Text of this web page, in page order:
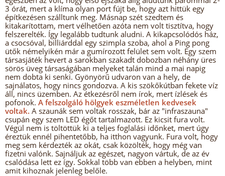
3 órát, mert a klíma olyan port fújt be, hogy azt hittük egy
építkezésen szálltunk meg. Másnap szét szedtem és
kitakarítottam, mert vélhetően azóta nem volt tisztítva, hogy
felszerelték. Így legalább tudtunk aludni. A kikapcsolódós ház,
a csocsóval, billiárddal egy szimpla szoba, ahol a Ping pong
ütők némelyikén már a gumírozott felület sem volt. Egy szem
társasjáték hevert a sarokban szakadt dobozban néhány üres
sörös üveg társaságában melyeket talán mind a mai napig
nem dobta ki senki. Gyönyörű udvaron van a hely, de
sajnálatos, hogy nincs gondozva. A kis szökőkútban fekete víz
áll, nincs üzemben. Az étkezésről nem írok, mert ízlések és
pofonok. A felszolgáló hölgyek eszméletlen kedvesek
voltak. A szaunák sem voltak rosszak, bár az "infraszauna"
csupán egy szem LED égőt tartalmazott. Ez kicsit fura volt.
Végül nem is töltöttük ki a teljes foglalási időnket, mert úgy
éreztük ennél pihentetőbb, ha itthon vagyunk. Fura volt, hogy
meg sem kérdezték az okát, csak közölték, hogy még van
fizetni valónk. Sajnáljuk az egészet, nagyon vártuk, de az év
csalódása lett ez így. Sokkal több van ebben a helyben, mint
amit kihoznak jelenleg belőle.